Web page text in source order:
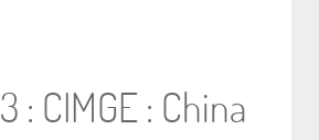
: CIMGE : China